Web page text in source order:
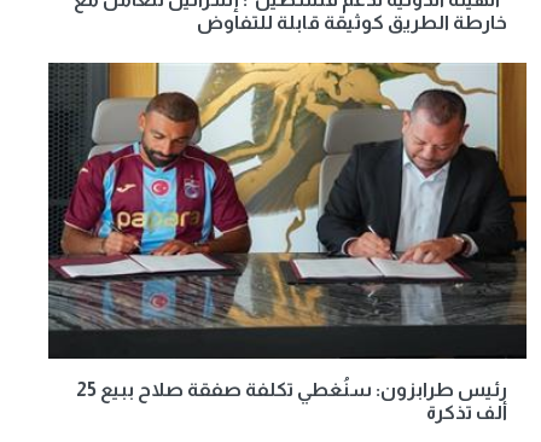
خارطة الطريق كوثيقة قابلة للتفاوض
رئيس طرابزون: سنُغطي تكلفة صفقة صلاح ببيع 25
ألف تذكرة